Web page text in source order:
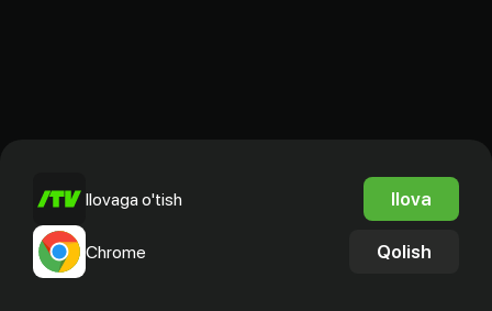
Ilovaga o'tish Ilova
Chrome Qolish